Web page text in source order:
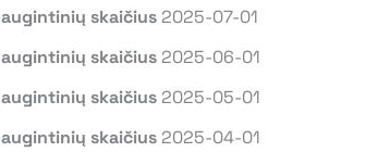
augintinių skaičius 2025-07-01
augintinių skaičius 2025-06-01
augintinių skaičius 2025-05-01
augintinių skaičius 2025-04-01